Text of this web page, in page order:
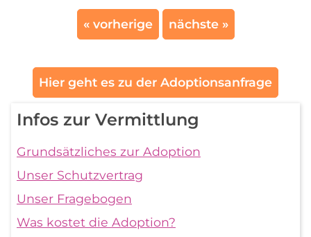
« vorherige nächste »
Hier geht es zu der Adoptionsanfrage
Infos zur Vermittlung
Grundsätzliches zur Adoption
Unser Schutzvertrag
Unser Fragebogen
Was kostet die Adoption?